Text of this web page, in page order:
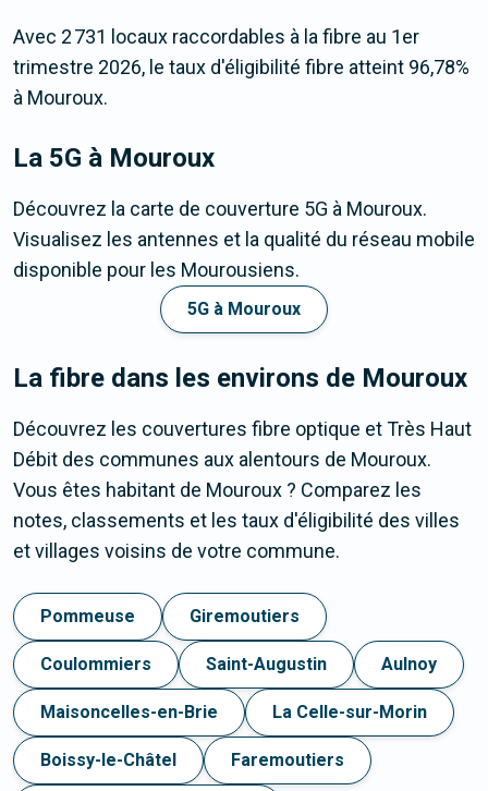
Avec 2 731 locaux raccordables à la fibre au 1er
trimestre 2026, le taux d'éligibilité fibre atteint 96,78%
à Mouroux.
La 5G à Mouroux
Découvrez la carte de couverture 5G à Mouroux.
Visualisez les antennes et la qualité du réseau mobile
disponible pour les Mourousiens.
5G à Mouroux
La fibre dans les environs de Mouroux
Découvrez les couvertures fibre optique et Très Haut
Débit des communes aux alentours de Mouroux.
Vous êtes habitant de Mouroux ? Comparez les
notes, classements et les taux d'éligibilité des villes
et villages voisins de votre commune.
Pommeuse Giremoutiers
Coulommiers Saint-Augustin Aulnoy
Maisoncelles-en-Brie La Celle-sur-Morin
Boissy-le-Châtel Faremoutiers